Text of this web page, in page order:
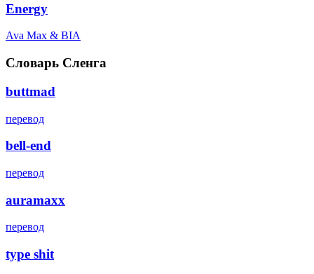
Energy
Ava Max & BIA
Словарь Сленга
buttmad
перевод
bell-end
перевод
auramaxx
перевод
type shit